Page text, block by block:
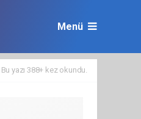
Menü
Bu yazı 388+ kez okundu.